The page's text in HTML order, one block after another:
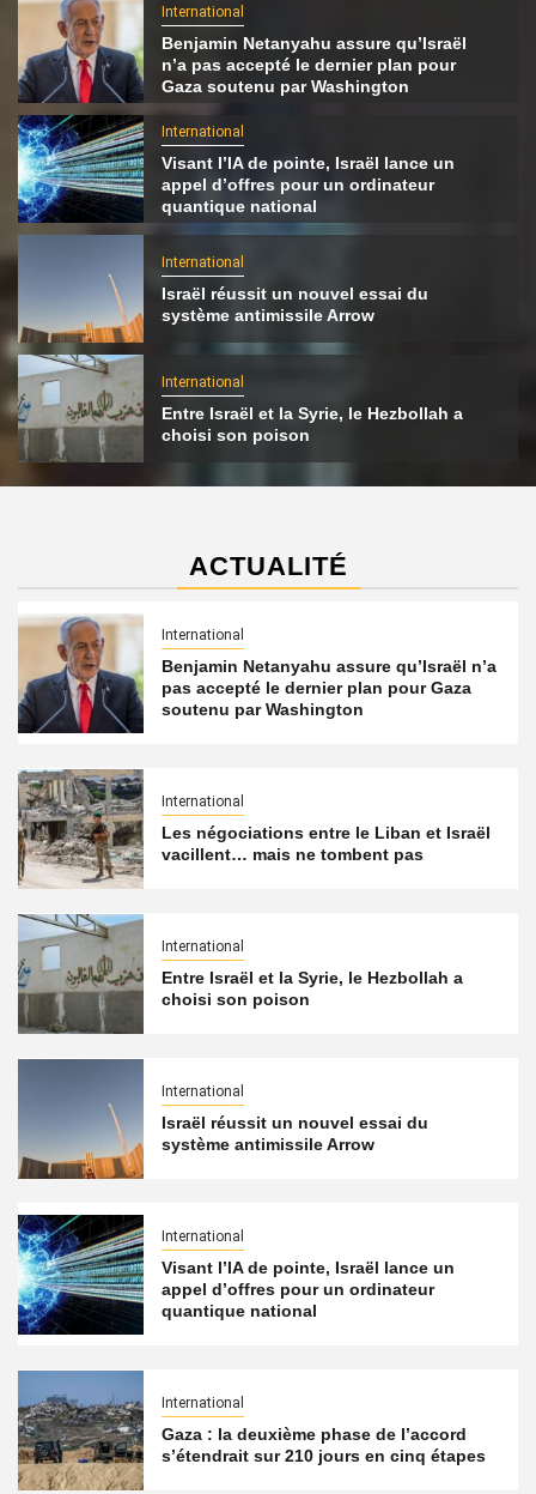
International
Benjamin Netanyahu assure qu’Israël
n’a pas accepté le dernier plan pour
Gaza soutenu par Washington
International
Visant l’IA de pointe, Israël lance un
appel d’offres pour un ordinateur
quantique national
International
Israël réussit un nouvel essai du
système antimissile Arrow
International
Entre Israël et la Syrie, le Hezbollah a
choisi son poison
ACTUALITÉ
International
Benjamin Netanyahu assure qu’Israël n’a
pas accepté le dernier plan pour Gaza
soutenu par Washington
International
Les négociations entre le Liban et Israël
vacillent… mais ne tombent pas
International
Entre Israël et la Syrie, le Hezbollah a
choisi son poison
International
Israël réussit un nouvel essai du
système antimissile Arrow
International
Visant l’IA de pointe, Israël lance un
appel d’offres pour un ordinateur
quantique national
International
Gaza : la deuxième phase de l’accord
s’étendrait sur 210 jours en cinq étapes